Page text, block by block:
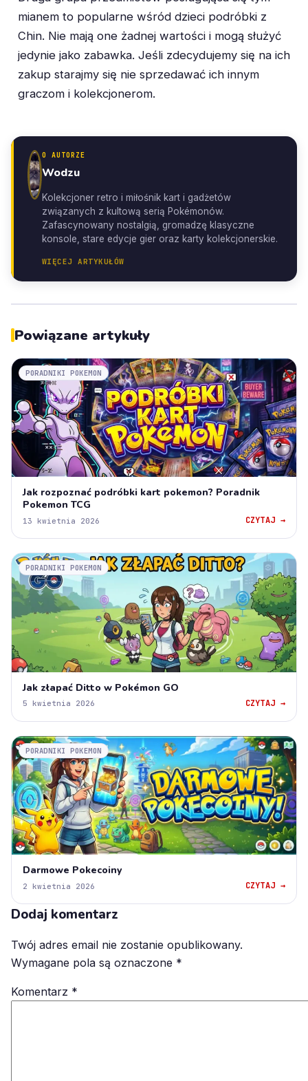
mianem to popularne wśród dzieci podróbki z
Chin. Nie mają one żadnej wartości i mogą służyć
jedynie jako zabawka. Jeśli zdecydujemy się na ich
zakup starajmy się nie sprzedawać ich innym
graczom i kolekcjonerom.
O AUTORZE
Wodzu
Kolekcjoner retro i miłośnik kart i gadżetów
związanych z kultową serią Pokémonów.
Zafascynowany nostalgią, gromadzę klasyczne
konsole, stare edycje gier oraz karty kolekcjonerskie.
WIĘCEJ ARTYKUŁÓW
Powiązane artykuły
PORADNIKI POKEMON
Jak rozpoznać podróbki kart pokemon? Poradnik
Pokemon TCG
13 kwietnia 2026 CZYTAJ →
PORADNIKI POKEMON
Jak złapać Ditto w Pokémon GO
5 kwietnia 2026 CZYTAJ →
PORADNIKI POKEMON
Darmowe Pokecoiny
2 kwietnia 2026 CZYTAJ →
Dodaj komentarz
Twój adres email nie zostanie opublikowany.
Wymagane pola są oznaczone *
Komentarz *